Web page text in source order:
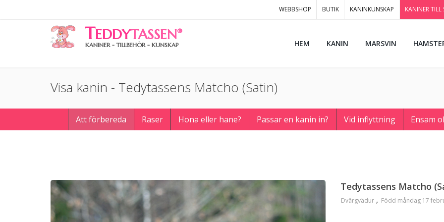
WEBBSHOP BUTIK KANINKUNSKAP KANINER TILL
TEDDYTASSEN®
KANINER - TILLBEHÖR - KUNSKAP HEM KANIN MARSVIN
Visa kanin - Tedytassens Matcho (Satin)
Att förbereda Raser Hona eller hane? Passar en kanin in? Vid inflyttning Ensam
Tedytassens Matcho
Dvärgvädur Född måndag 17